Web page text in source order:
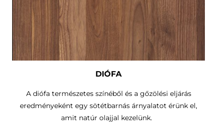
DIÓFA
A diófa természetes színéből és a gőzölési eljárás
eredményeként egy sötétbarnás árnyalatot érünk el,
amit natúr olajjal kezelünk.